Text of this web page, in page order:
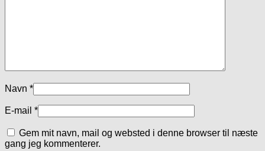
Navn *
E-mail *
Gem mit navn, mail og websted i denne browser til næste
gang jeg kommenterer.